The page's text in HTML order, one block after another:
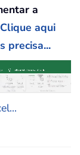
a
Clique aqui
precisa...